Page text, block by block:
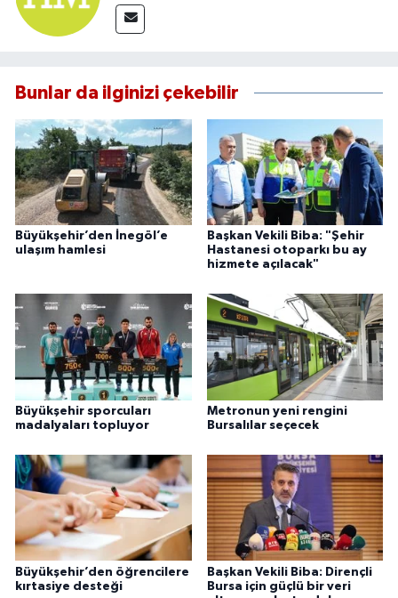
Bunlar da ilginizi çekebilir
Büyükşehir’den İnegöl’e
ulaşım hamlesi
Başkan Vekili Biba: "Şehir
Hastanesi otoparkı bu ay
hizmete açılacak"
Büyükşehir sporcuları
madalyaları topluyor
Metronun yeni rengini
Bursalılar seçecek
Büyükşehir’den öğrencilere
kırtasiye desteği
Başkan Vekili Biba: Dirençli
Bursa için güçlü bir veri